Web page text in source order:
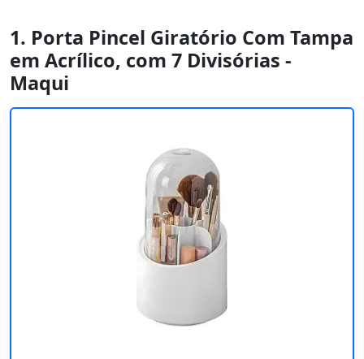
1. Porta Pincel Giratório Com Tampa
em Acrílico, com 7 Divisórias -
Maqui